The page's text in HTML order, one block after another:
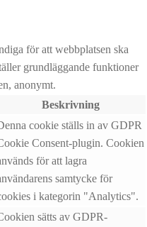
för att webbplatsen ska
grundläggande funktioner
anonymt.
Beskrivning
cookie ställs in av GDPR
Consent-plugin. Cookien
för att lagra
samtycke för
i kategorin "Analytics".
sätts av GDPR-